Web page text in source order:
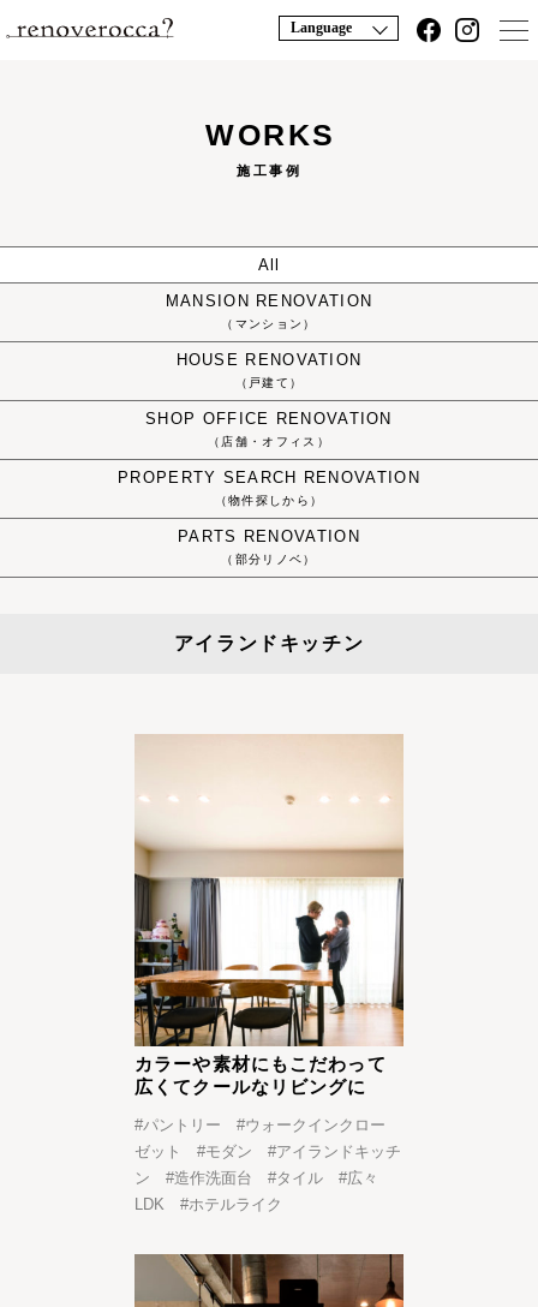
Language
WORKS
施工事例
All
MANSION RENOVATION
（マンション）
HOUSE RENOVATION
（戸建て）
SHOP OFFICE RENOVATION
（店舗・オフィス）
PROPERTY SEARCH RENOVATION
（物件探しから）
PARTS RENOVATION
（部分リノベ）
アイランドキッチン
カラーや素材にもこだわって
広くてクールなリビングに
#パントリー #ウォークインクロー
ゼット
#モダン #アイランドキッチ
ン
#造作洗面台 #タイル #広々
LDK
#ホテルライク